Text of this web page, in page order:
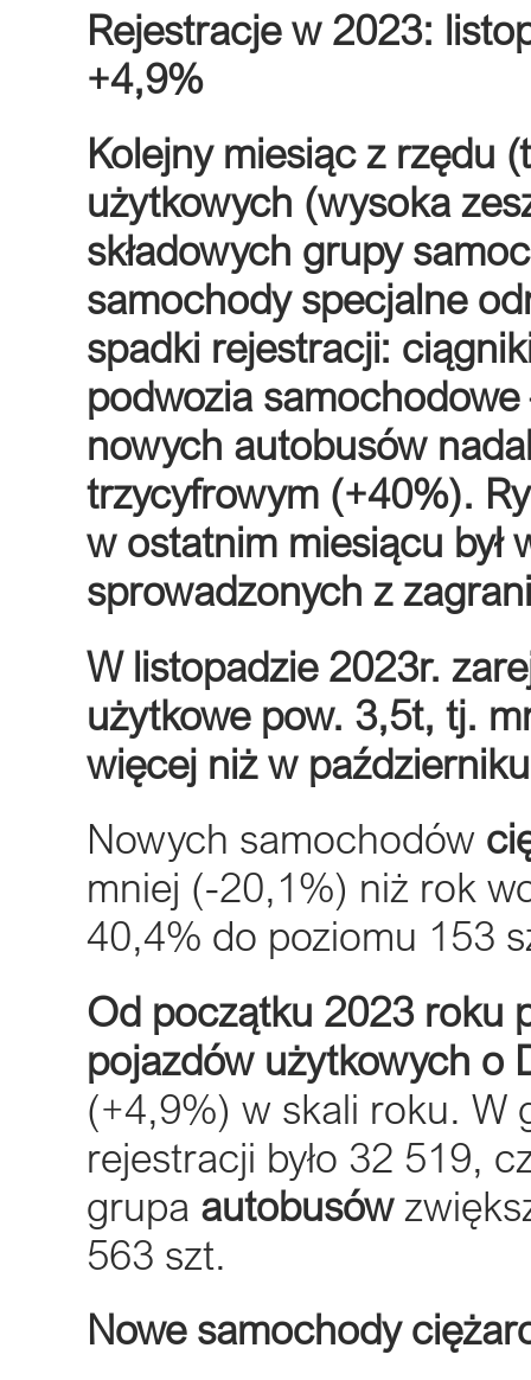
Rejestracje w 2023:
+4,9%
Kolejny miesiąc z rzędu
użytkowych (wysoka
składowych grupy
samochody specjalne
spadki rejestracji:
podwozia
nowych autobusów
trzycyfrowym (+40%).
w ostatnim miesiącu był
sprowadzonych z
W listopadzie 2023r.
użytkowe pow. 3,5t, tj.
więcej niż w
Nowych samochodów
mniej (-20,1%) niż rok
40,4% do poziomu 153
Od początku 2023 roku
pojazdów użytkowych o
(+4,9%) w skali roku.
rejestracji było 32 519,
grupa autobusów
563 szt.
Nowe samochody